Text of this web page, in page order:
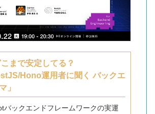
こまで安定してる？
Hono運用者に聞く バックエ
」
バックエンドフレームワークの実運